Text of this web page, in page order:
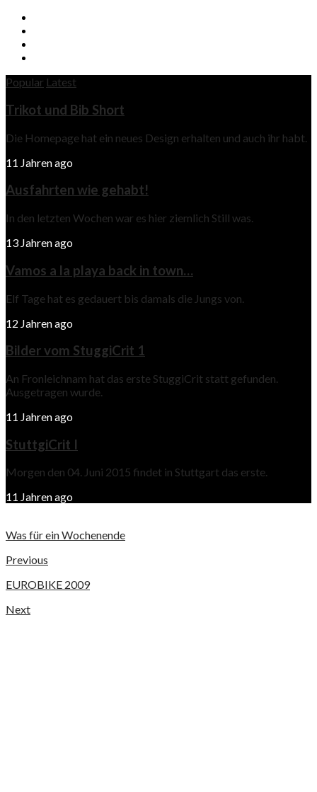
Popular Latest
Trikot und Bib Short
Die Homepage hat ein neues Design erhalten und auch ihr habt.
11 Jahren ago
Ausfahrten wie gehabt!
In den letzten Wochen war es hier ziemlich Still was.
13 Jahren ago
Vamos a la playa back in town…
Elf Tage hat es gedauert bis damals die Jungs von.
12 Jahren ago
Bilder vom StuggiCrit 1
An Fronleichnam hat das erste StuggiCrit statt gefunden.
Ausgetragen wurde.
11 Jahren ago
StuttgiCrit I
Morgen den 04. Juni 2015 findet in Stuttgart das erste.
11 Jahren ago
Was für ein Wochenende
Previous
EUROBIKE 2009
Next